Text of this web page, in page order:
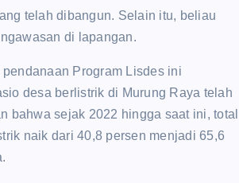
telah dibangun. Selain itu, beliau
di lapangan.
Program Lisdes ini
desa berlistrik di Murung Raya telah
bahwa sejak 2022 hingga saat ini, total
naik dari 40,8 persen menjadi 65,6